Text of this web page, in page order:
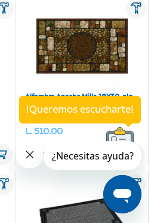
Alfombra Apache Mills 18X30-plg
Código: 11110183
L. 510.00
Ver Producto
!Queremos escucharte!